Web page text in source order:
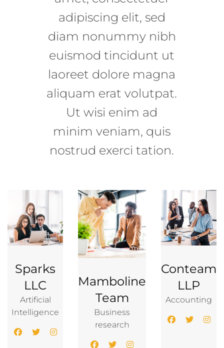
adipiscing elit, sed
diam nonummy nibh
euismod tincidunt ut
laoreet dolore magna
aliquam erat volutpat.
Ut wisi enim ad
minim veniam, quis
nostrud exerci tation.
Sparks
LLC
Artificial
Intelligence
Mamboline
Team
Business
research
Conteam
LLP
Accounting